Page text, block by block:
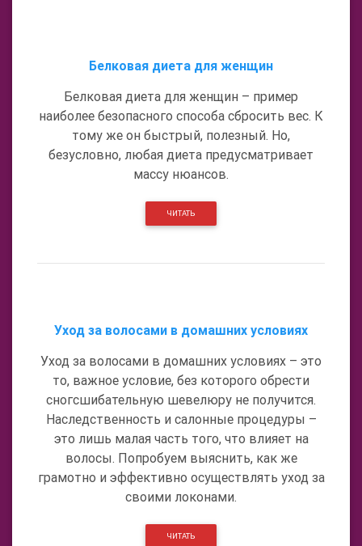
Белковая диета для женщин
Белковая диета для женщин – пример
наиболее безопасного способа сбросить вес. К
тому же он быстрый, полезный. Но,
безусловно, любая диета предусматривает
массу нюансов.
ЧИТАТЬ
Уход за волосами в домашних условиях
Уход за волосами в домашних условиях – это
то, важное условие, без которого обрести
сногсшибательную шевелюру не получится.
Наследственность и салонные процедуры –
это лишь малая часть того, что влияет на
волосы. Попробуем выяснить, как же
грамотно и эффективно осуществлять уход за
своими локонами.
ЧИТАТЬ